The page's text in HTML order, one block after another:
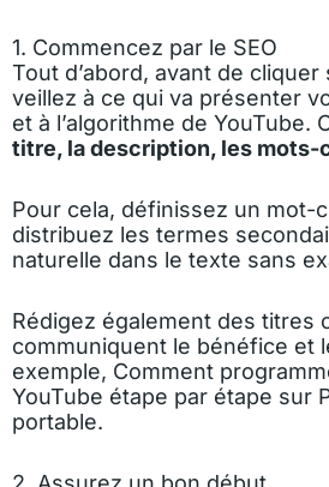
1. Commencez par le SEO
Tout d’abord, avant de
veillez à ce qui va présenter
et à l’algorithme de YouTube.
titre, la description, les mots-
Pour cela, définissez un mot-
distribuez les termes
naturelle dans le texte sans
Rédigez également des titres
communiquent le bénéfice et
exemple, Comment
YouTube étape par étape sur
portable.